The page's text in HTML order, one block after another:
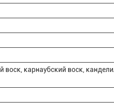
воск, карнаубский воск,